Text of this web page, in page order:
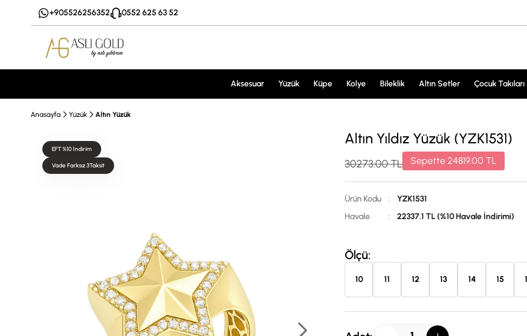
+905526256352 0552 625 63 52
Aksesuar Yüzük Küpe Kolye Bileklik Altın Setler Çocuk Takıları
Anasayfa Yüzük Altın Yüzük
EFT %10 İndirim
Vade Farksız 3Taksit
Altın Yıldız Yüzük (YZK1531)
30273.00TL Sepette24819.00TL
Ürün Kodu :
YZK1531
Havale
: 22337.1 TL (%10 Havale İndirimi)
Ölçü:
10 11 12 13 14 15